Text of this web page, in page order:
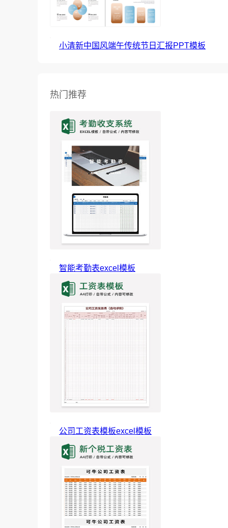
小清新中国风端午传统节日汇报PPT模板
热门推荐
智能考勤表excel模板
公司工资表模板excel模板